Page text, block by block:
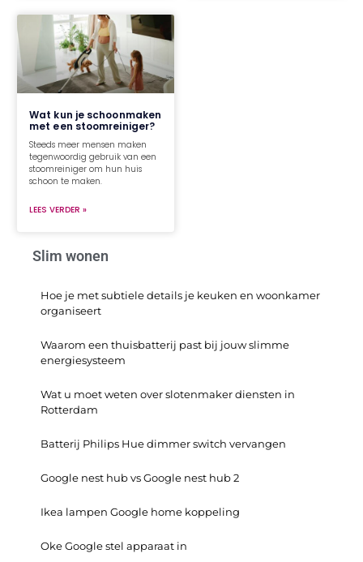
Wat kun je schoonmaken
met een stoomreiniger?
Steeds meer mensen maken
tegenwoordig gebruik van een
stoomreiniger om hun huis
schoon te maken.
LEES VERDER »
Slim wonen
Hoe je met subtiele details je keuken en woonkamer
organiseert
Waarom een thuisbatterij past bij jouw slimme
energiesysteem
Wat u moet weten over slotenmaker diensten in
Rotterdam
Batterij Philips Hue dimmer switch vervangen
Google nest hub vs Google nest hub 2
Ikea lampen Google home koppeling
Oke Google stel apparaat in